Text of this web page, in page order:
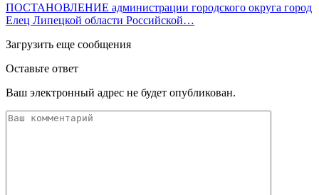
ПОСТАНОВЛЕНИЕ администрации городского округа город
Елец Липецкой области Российской…
Загрузить еще сообщения
Оставьте ответ
Ваш электронный адрес не будет опубликован.